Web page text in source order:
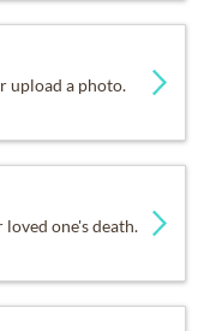
upload a photo.
one's death.